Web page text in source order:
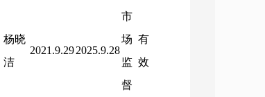
杨晓
洁
2021.9.292025.9.28
市
场
监
督
有
效